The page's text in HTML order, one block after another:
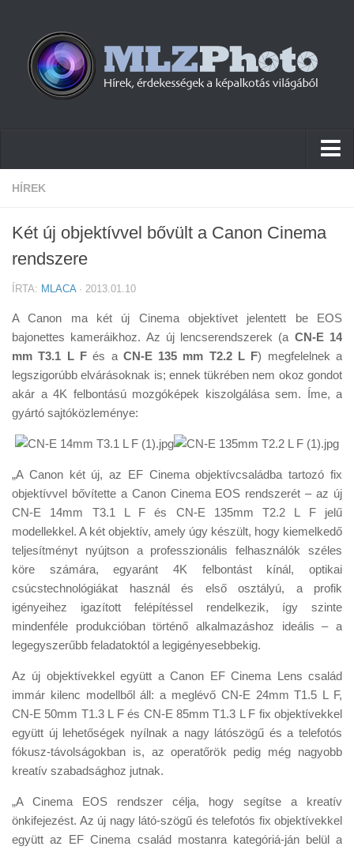
Hírek
Cikkek
Tudástár
Tanácsok
Érdekességek
Helyszíni Riport
E-BB
HÍREK
Két új objektívvel bővült a Canon Cinema
rendszere
ÍRTA: MLACA· 2013.01.10
A Canon ma két új Cinema objektívet jelentett be EOS
bajonettes kameráikhoz. Az új lencserendszerek (a CN-E 14
mm T3.1 L Fés a CN-E 135 mm T2.2 L F) megfelelnek a
legszigorúbb elvárásoknak is; ennek tükrében nem okoz gondot
akár a 4K felbontású mozgóképek kiszolgálása sem. Íme, a
gyártó sajtóközleménye:
„A Canon két új, az EF Cinema objektívcsaládba tartozó fix
objektívvel bővítette a Canon Cinema EOS rendszerét – az új
CN-E 14mm T3.1 L F és CN-E 135mm T2.2 L F jelű
modellekkel. A két objektív, amely úgy készült, hogy kiemelkedő
teljesítményt nyújtson a professzionális felhasználók széles
köre számára, egyaránt 4K felbontást kínál, optikai
csúcstechnológiákat használ és első osztályú, a profik
igényeihez igazított felépítéssel rendelkezik, így szinte
mindenféle produkcióban történő alkalmazáshoz ideális – a
legegyszerűbb feladatoktól a legigényesebbekig.
Az új objektívekkel együtt a Canon EF Cinema Lens család
immár kilenc modellből áll: a meglévő CN-E 24mm T1.5 L F,
CN-E 50mm T1.3 L F és CN-E 85mm T1.3 L F fix objektívekkel
együtt új lehetőségek nyílnak a nagy látószögű és a telefotós
fókusz-távolságokban is, az operatőrök pedig még nagyobb
kreatív szabadsághoz jutnak.
„A Cinema EOS rendszer célja, hogy segítse a kreatív
önkifejezést. Az új nagy látó-szögű és telefotós fix objektívekkel
együtt az EF Cinema család mostanra kategóriá-ján belül a